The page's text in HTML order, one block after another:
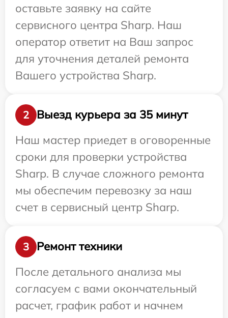
оставьте заявку на сайте
сервисного центра Sharp. Наш
оператор ответит на Ваш запрос
для уточнения деталей ремонта
Вашего устройства Sharp.
2
Выезд курьера за 35 минут
Наш мастер приедет в оговоренные
сроки для проверки устройства
Sharp. В случае сложного ремонта
мы обеспечим перевозку за наш
счет в сервисный центр Sharp.
3
Ремонт техники
После детального анализа мы
согласуем с вами окончательный
расчет, график работ и начнем